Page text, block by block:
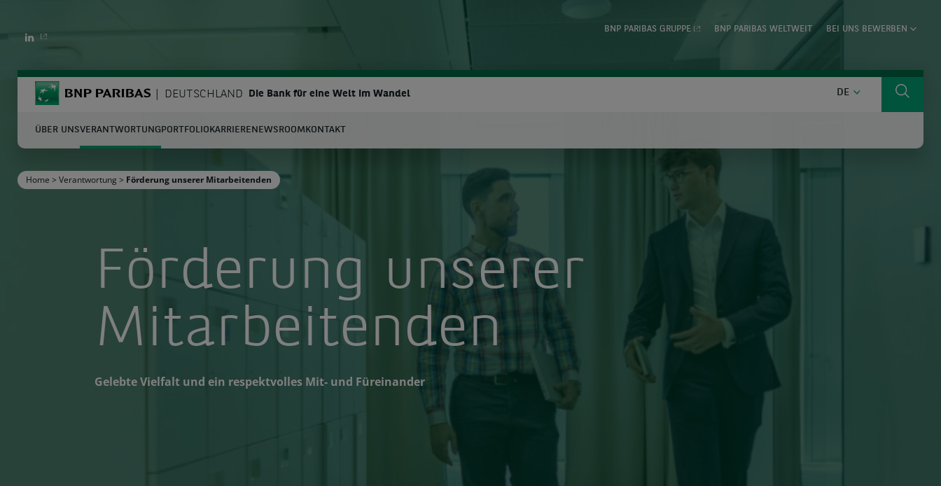
LINKEDIN
BNP PARIBAS GRUPPE BNP PARIBAS WELTWEIT BEI UNS BEWERBEN
BNP Paribas DEUTSCHLAND Die Bank für eine Welt im Wandel DE DEUTSCH Suche
Geben Sie die zu suchenden Begriffe ein
ÜBER UNSVERANTWORTUNG PORTFOLIO KARRIERE NEWSROOM KONTAKT
Home > Verantwortung > Förderung unserer Mitarbeitenden
Förderung unserer
Mitarbeitenden
Gelebte Vielfalt und ein respektvolles Mit- und Füreinander